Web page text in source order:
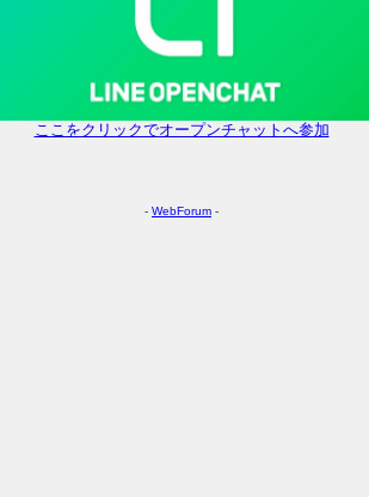
ここをクリックでオープンチャットへ参加
- WebForum -